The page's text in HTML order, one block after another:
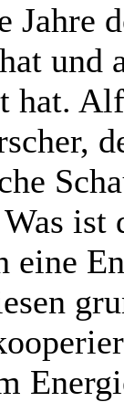
Jahre
und
hat.
ist
eine